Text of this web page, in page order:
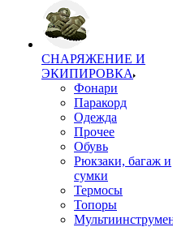
СНАРЯЖЕНИЕ И
ЭКИПИРОВКА
Фонари
Паракорд
Одежда
Прочее
Обувь
Рюкзаки, багаж и
сумки
Термосы
Топоры